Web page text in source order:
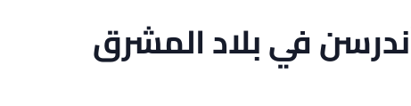
في بلاد المشرق